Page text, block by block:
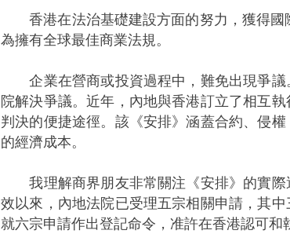
香港在法治基礎建設方面的努力，獲得國
為擁有全球最佳商業法規。
企業在營商或投資過程中，難免出現爭議
院解決爭議。近年，內地與香港訂立了相互
判決的便捷途徑。該《安排》涵蓋合約、侵
的經濟成本。
我理解商界朋友非常關注《安排》的實際
效以來，內地法院已受理五宗相關申請，其
就六宗申請作出登記命令，准許在香港認可和